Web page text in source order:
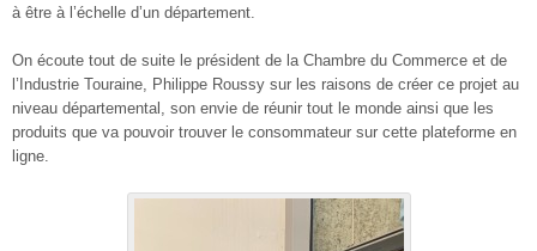
à être à l’échelle d’un département.
On écoute tout de suite le président de la Chambre du Commerce et de
l’Industrie Touraine, Philippe Roussy sur les raisons de créer ce projet au
niveau départemental, son envie de réunir tout le monde ainsi que les
produits que va pouvoir trouver le consommateur sur cette plateforme en
ligne.